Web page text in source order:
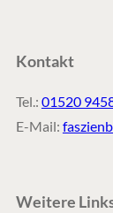
Kontakt
Tel.: 01520
E-Mail:
Weitere